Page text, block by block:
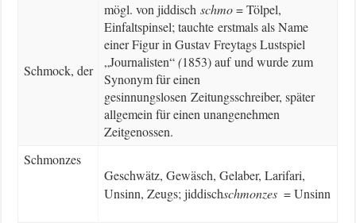
Schmock, der
mögl. von jiddisch schmo= Tölpel,
Einfaltspinsel; tauchte erstmals als Name
einer Figur in Gustav Freytags Lustspiel
„Journalisten“(1853) auf und wurde zum
Synonym für einen
gesinnungslosen Zeitungsschreiber, später
allgemein für einen unangenehmen
Zeitgenossen.
Schmonzes
Geschwätz, Gewäsch, Gelaber, Larifari,
Unsinn, Zeugs;jiddischschmonzes= Unsinn